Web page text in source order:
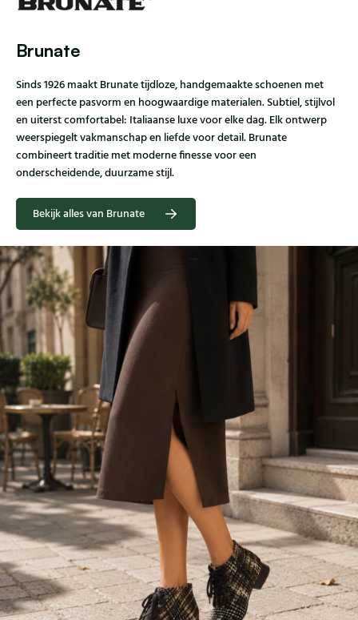
Brunate
Sinds 1926 maakt Brunate tijdloze, handgemaakte schoenen met
een perfecte pasvorm en hoogwaardige materialen. Subtiel, stijlvol
en uiterst comfortabel: Italiaanse luxe voor elke dag. Elk ontwerp
weerspiegelt vakmanschap en liefde voor detail. Brunate
combineert traditie met moderne finesse voor een
onderscheidende, duurzame stijl.
Bekijk alles van Brunate